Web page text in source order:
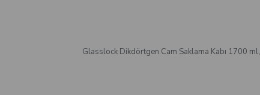
Glasslock Dikdörtgen Cam Saklama Kabı 1700 ml,